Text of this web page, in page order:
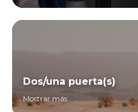
Dos/una puerta(s)
Mostrar más